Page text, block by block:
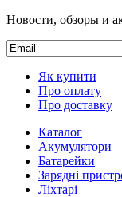
Новости, обзоры и
Як купити
Про оплату
Про доставку
Каталог
Акумулятори
Батарейки
Зарядні
Ліхтарі